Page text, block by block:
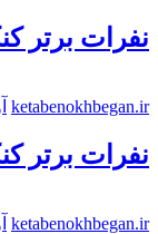
نفرات برتر
ketabenokhbegan.ir
نفرات برتر
ketabenokhbegan.ir